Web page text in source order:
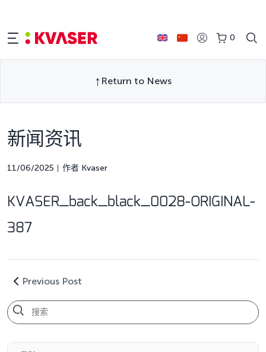
0
Return to News
新闻资讯
11/06/2025 作者 Kvaser
KVASER_back_black_0028-ORIGINAL-
387
Previous Post